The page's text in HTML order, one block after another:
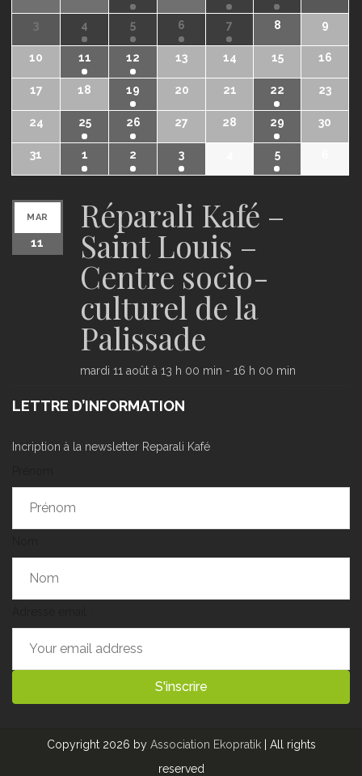
3 4 5 6 7 8 9
10 11 12 13 14 15 16
17 18 19 20 21 22 23
24 25 26 27 28 29 30
31 1 2 3 5
MAR
11
Réparali Kafé –
Saint Louis –
Centre socio-
culturel de la
Palissade
mardi 11 août à 13 h 00 min - 16 h 00 min
LETTRE D’INFORMATION
Incription à la newsletter Reparali Kafé
Copyright 2026 by Association Ekopratik| All rights
reserved